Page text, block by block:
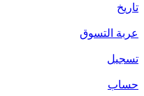
تاريخ
عربة التسوق
تسجيل
حساب